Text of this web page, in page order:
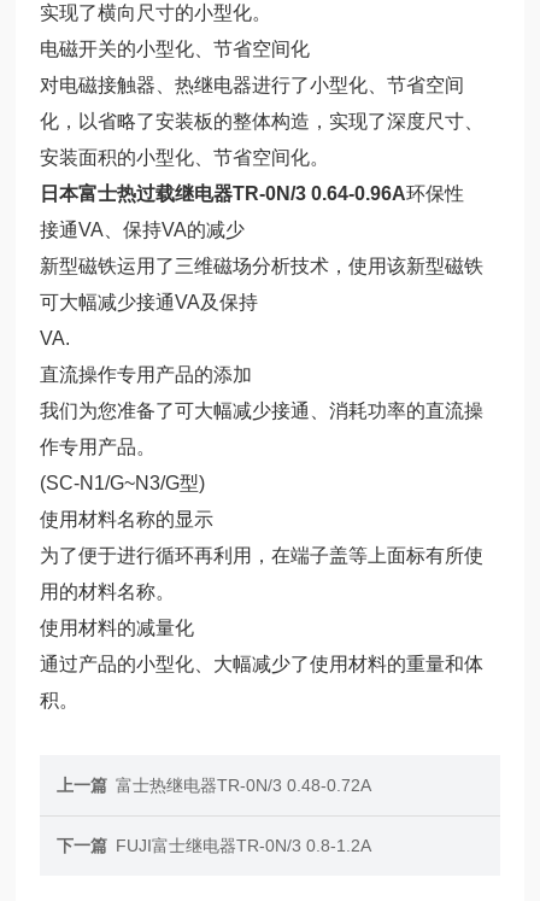
实现了横向尺寸的小型化。
电磁开关的小型化、节省空间化
对电磁接触器、热继电器进行了小型化、节省空间
化，以省略了安装板的整体构造，实现了深度尺寸、
安装面积的小型化、节省空间化。
日本富士热过载继电器TR-0N/3 0.64-0.96A环保性
接通VA、保持VA的减少
新型磁铁运用了三维磁场分析技术，使用该新型磁铁
可大幅减少接通VA及保持
VA.
直流操作专用产品的添加
我们为您准备了可大幅减少接通、消耗功率的直流操
作专用产品。
(SC-N1/G~N3/G型)
使用材料名称的显示
为了便于进行循环再利用，在端子盖等上面标有所使
用的材料名称。
使用材料的减量化
通过产品的小型化、大幅减少了使用材料的重量和体
积。
上一篇 富士热继电器TR-0N/3 0.48-0.72A
下一篇 FUJI富士继电器TR-0N/3 0.8-1.2A